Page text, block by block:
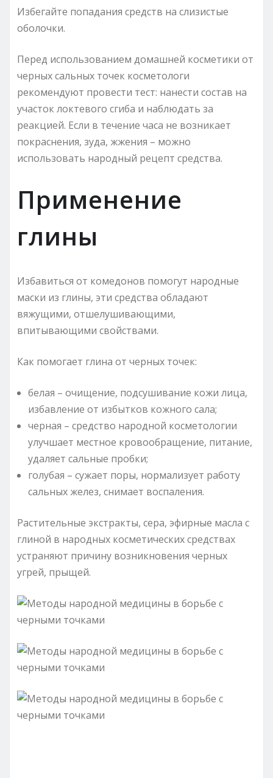
Избегайте попадания средств на слизистые
оболочки.
Перед использованием домашней косметики от
черных сальных точек косметологи
рекомендуют провести тест: нанести состав на
участок локтевого сгиба и наблюдать за
реакцией. Если в течение часа не возникает
покраснения, зуда, жжения – можно
использовать народный рецепт средства.
Применение
глины
Избавиться от комедонов помогут народные
маски из глины, эти средства обладают
вяжущими, отшелушивающими,
впитывающими свойствами.
Как помогает глина от черных точек:
белая – очищение, подсушивание кожи лица,
избавление от избытков кожного сала;
черная – средство народной косметологии
улучшает местное кровообращение, питание,
удаляет сальные пробки;
голубая – сужает поры, нормализует работу
сальных желез, снимает воспаления.
Растительные экстракты, сера, эфирные масла с
глиной в народных косметических средствах
устраняют причину возникновения черных
угрей, прыщей.